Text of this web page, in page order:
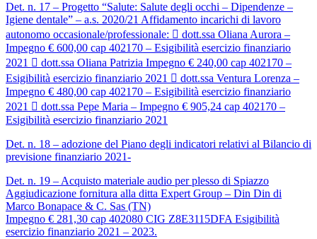
Det. n. 17 – Progetto “Salute: Salute degli occhi – Dipendenze –
Igiene dentale” – a.s. 2020/21 Affidamento incarichi di lavoro
autonomo occasionale/professionale:  dott.ssa Oliana Aurora –
Impegno € 600,00 cap 402170 – Esigibilità esercizio finanziario
2021  dott.ssa Oliana Patrizia Impegno € 240,00 cap 402170 –
Esigibilità esercizio finanziario 2021  dott.ssa Ventura Lorenza –
Impegno € 480,00 cap 402170 – Esigibilità esercizio finanziario
2021  dott.ssa Pepe Maria – Impegno € 905,24 cap 402170 –
Esigibilità esercizio finanziario 2021
Det. n. 18 – adozione del Piano degli indicatori relativi al Bilancio di
previsione finanziario 2021-
Det. n. 19 – Acquisto materiale audio per plesso di Spiazzo
Aggiudicazione fornitura alla ditta Expert Group – Din Din di
Marco Bonapace & C. Sas (TN)
Impegno € 281,30 cap 402080 CIG Z8E3115DFA Esigibilità
esercizio finanziario 2021 – 2023.